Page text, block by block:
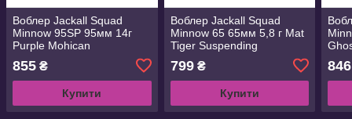
Воблер Jackall Squad
Minnow 95SP 95мм 14г
Purple Mohican
4525807079180)
855 ₴
Купити
Воблер Jackall Squad
Minnow 65 65мм 5,8 г Mat
Tiger Suspending
4525807039979)
799₴
Купити
846